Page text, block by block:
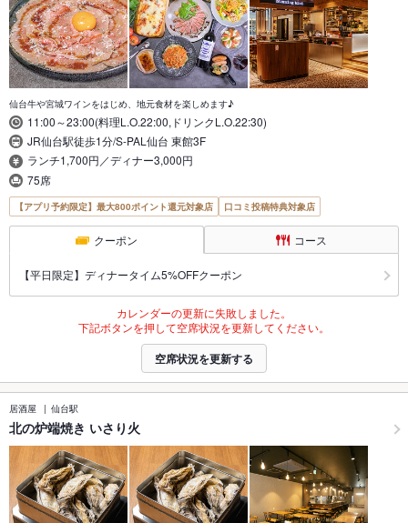
仙台牛や宮城ワインをはじめ、地元食材を楽しめます♪
11:00～23:00(料理L.O.22:00,ドリンクL.O.22:30)
JR仙台駅徒歩1分/S-PAL仙台 東館3F
ランチ1,700円／ディナー3,000円
75席
【アプリ予約限定】最大800ポイント還元対象店 口コミ投稿特典対象店
クーポン コース
【平日限定】ディナータイム5%OFFクーポン
カレンダーの更新に失敗しました。
下記ボタンを押して空席状況を更新してください。
空席状況を更新する
居酒屋 仙台駅
北の炉端焼き いさり火